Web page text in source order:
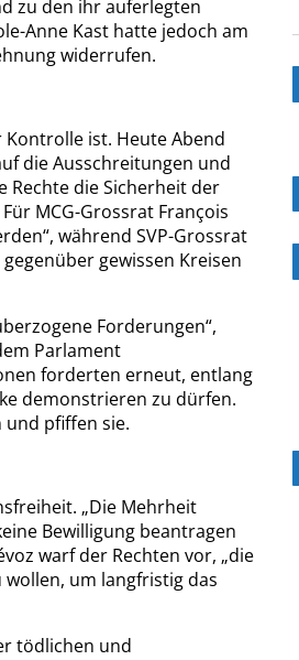
zu den ihr auferlegten
Anne Kast hatte jedoch am
widerrufen.
ist. Heute Abend
die Ausschreitungen und
Rechte die Sicherheit der
MCG-Grossrat François
während SVP-Grossrat
gewissen Kreisen
Forderungen“,
Parlament
forderten erneut, entlang
demonstrieren zu dürfen.
und pfiffen sie.
„Die Mehrheit
Bewilligung beantragen
warf der Rechten vor, „die
um langfristig das
tödlichen und